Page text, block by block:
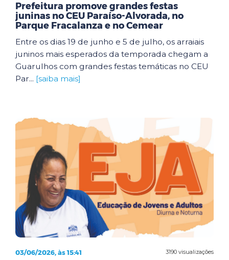
Prefeitura promove grandes festas
juninas no CEU Paraíso-Alvorada, no
Parque Fracalanza e no Cemear
Entre os dias 19 de junho e 5 de julho, os arraiais
juninos mais esperados da temporada chegam a
Guarulhos com grandes festas temáticas no CEU
Par... [saiba mais]
3190 visualizações
03/06/2026, às 15:41